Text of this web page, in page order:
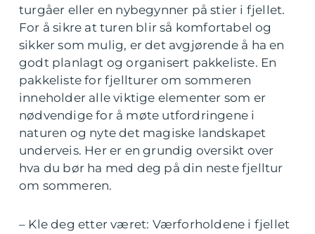
turgåer eller en nybegynner på stier i fjellet.
For å sikre at turen blir så komfortabel og
sikker som mulig, er det avgjørende å ha en
godt planlagt og organisert pakkeliste. En
pakkeliste for fjellturer om sommeren
inneholder alle viktige elementer som er
nødvendige for å møte utfordringene i
naturen og nyte det magiske landskapet
underveis. Her er en grundig oversikt over
hva du bør ha med deg på din neste fjelltur
om sommeren.
– Kle deg etter været: Værforholdene i fjellet